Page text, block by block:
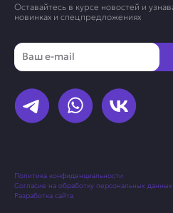
Оставайтесь в курсе новостей и
новинках и спецпредложениях
Email
Политика конфиденциальности
Согласие на обработку персональных данных
Разработка сайта